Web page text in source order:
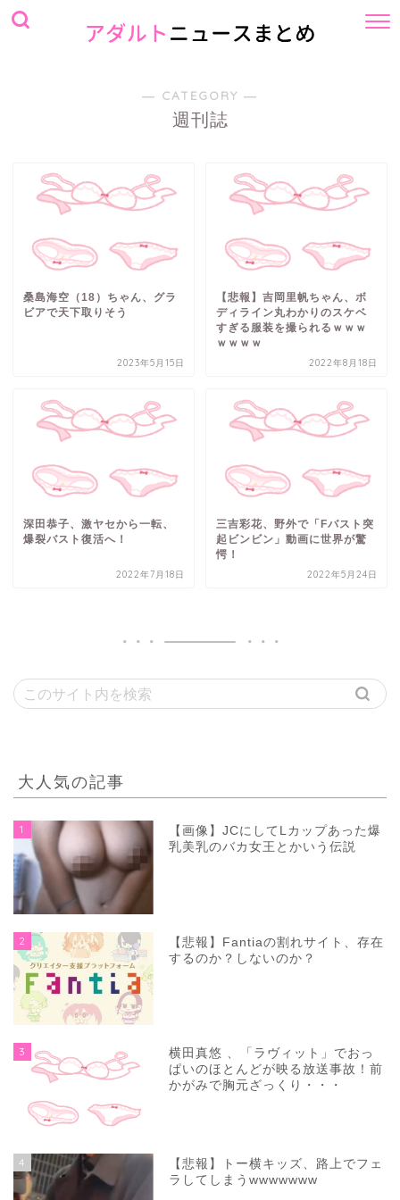
― CATEGORY ―
週刊誌
桑島海空（18）ちゃん、グラ
ビアで天下取りそう
2023年5月15日
【悲報】吉岡里帆ちゃん、ボ
ディライン丸わかりのスケベ
すぎる服装を撮られるｗｗｗ
ｗｗｗｗ
2022年8月18日
深田恭子、激ヤセから一転、
爆裂バスト復活へ！
2022年7月18日
三吉彩花、野外で「Fバスト突
起ビンビン」動画に世界が驚
愕！
2022年5月24日
大人気の記事
1
【画像】JCにしてLカップあった爆
乳美乳のバカ女王とかいう伝説
2
【悲報】Fantiaの割れサイト、存在
するのか？しないのか？
3
横田真悠 、「ラヴィット」でおっ
ぱいのほとんどが映る放送事故！前
かがみで胸元ざっくり・・・
4
【悲報】トー横キッズ、路上でフェ
ラしてしまうwwwwwww